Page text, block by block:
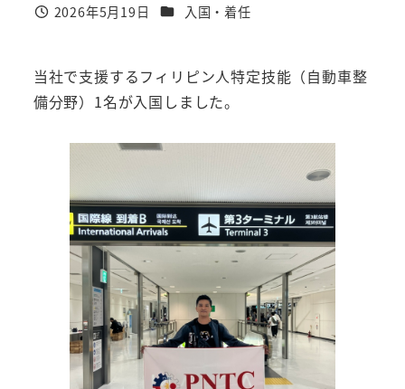
投稿日
2026年5月19日 カテゴリー
入国・着任
当社で支援するフィリピン人特定技能（自動車整
備分野）1名が入国しました。